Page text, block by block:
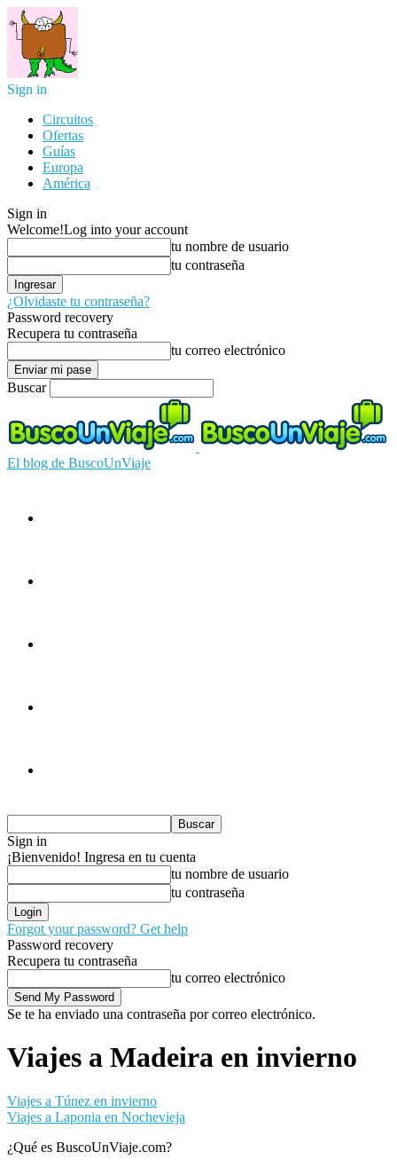
Sign in
Circuitos
Ofertas
Guías
Europa
América
Sign in
Welcome!Log into your account
tu nombre de usuario
tu contraseña
¿Olvidaste tu contraseña?
Password recovery
Recupera tu contraseña
tu correo electrónico
Buscar
El blog de BuscoUnViaje
Sign in
¡Bienvenido! Ingresa en tu cuenta
tu nombre de usuario
tu contraseña
Forgot your password? Get help
Password recovery
Recupera tu contraseña
tu correo electrónico
Se te ha enviado una contraseña por correo electrónico.
Viajes a Madeira en invierno
Viajes a Túnez en invierno
Viajes a Laponia en Nochevieja
¿Qué es BuscoUnViaje.com?